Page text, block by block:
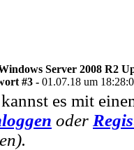
Server 2008 R2
#3 - 01.07.18 um
es mit
oder